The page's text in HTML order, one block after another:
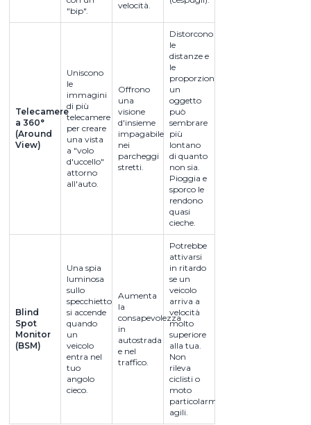
"bip".
velocità.
Telecamere
a 360°
(Around
View)
Uniscono
le
immagini
di più
telecamere
per creare
una vista
a "volo
d'uccello"
attorno
all'auto.
Offrono
una
visione
d'insieme
impagabile
nei
parcheggi
stretti.
Distorcono
le
distanze e
le
proporzioni;
un
oggetto
può
sembrare
più
lontano
di quanto
non sia.
Pioggia e
sporco le
rendono
quasi
cieche.
Blind
Spot
Monitor
(BSM)
Una spia
luminosa
sullo
specchietto
si accende
quando
un
veicolo
entra nel
tuo
angolo
cieco.
Aumenta
la
consapevolezza
in
autostrada
e nel
traffico.
Potrebbe
attivarsi
in ritardo
se un
veicolo
arriva a
velocità
molto
superiore
alla tua.
Non
rileva
ciclisti o
moto
particolarmente
agili.